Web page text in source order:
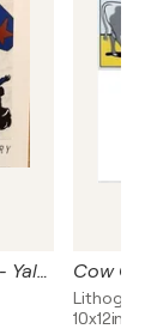
Roy Lichtenstein (1923-1997), Blam - Yale University Art Gallery, 1991, copyright Roy Lichtenstein, Springdale Graphics, 1991, Printed in U.S.A SG2232 Cow
10x12in